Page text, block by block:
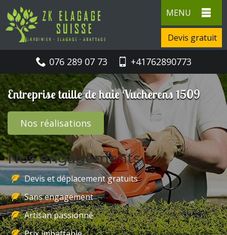
MENU
Devis gratuit
076 289 07 73 +41762890773
Entreprise taille de haie Vucherens 1509
Nos réalisations
Nos engagements
Devis et déplacement gratuits
Sans engagement
Artisan passionné